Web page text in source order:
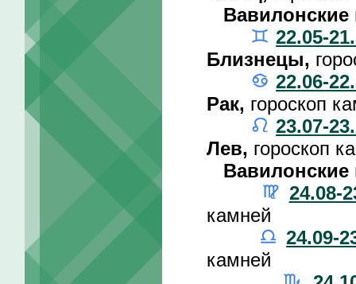
22.05-
Близнецы,
22.06-
Рак, гороскоп
23.07-
Лев, гороскоп
24.08-
камней
24.09-
камней